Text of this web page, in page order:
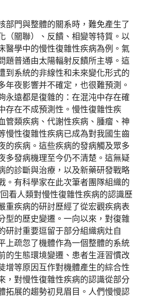
部門與整體的關系時，難免產生了
（關聯）、反饋、相變等特質。以
醫學中的慢性復雜性疾病為例。氣
題普通由太陽輻射反饋所主導。這
到系統的非線性和未來變化形式的
年夜影響并不確定，也很難預測。
永遠都是復雜的：在混沌中存在確
存在不成預測性。慢性復雜性疾
管類疾病、代謝性疾病、腫瘤、神
慢性復雜性疾病已成為對我國生齒
的疾病。這些疾病的發病觸及眾多
多發病機理至今仍不清楚。這無疑
的診斷與治療，以及新藥研發戰略
。有科學家在此次筆者團隊組織的
看人類對慢性復雜性疾病的認識歷
重疾病的研討歷經了從宏觀疾病表
型的歷史變遷。一向以來，對復雜
研討重要逗留于部分組織病灶自
上疏忽了機體作為一個整體的系統
的生態環境變遷、患者生涯習慣改
增等原因互作對機體產生的綜合性
，對慢性復雜性疾病的認識從部分
拓展的趨勢初見眉目。人們慢慢認